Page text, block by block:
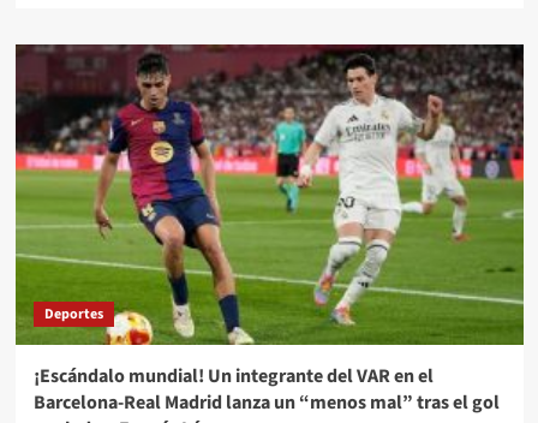
¡Es
oficial!
Carlo
Ancelotti
dejará
al
Real
Madrid
para
convertirse
en
de
la
de
Brasil
Deportes
¡Escándalo mundial! Un integrante del VAR en el
Barcelona-Real Madrid lanza un “menos mal” tras el gol